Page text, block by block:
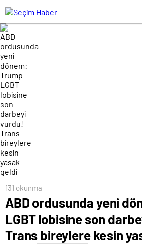
131 okunma
ABD ordusunda yeni
LGBT lobisine son
Trans bireylere kesin